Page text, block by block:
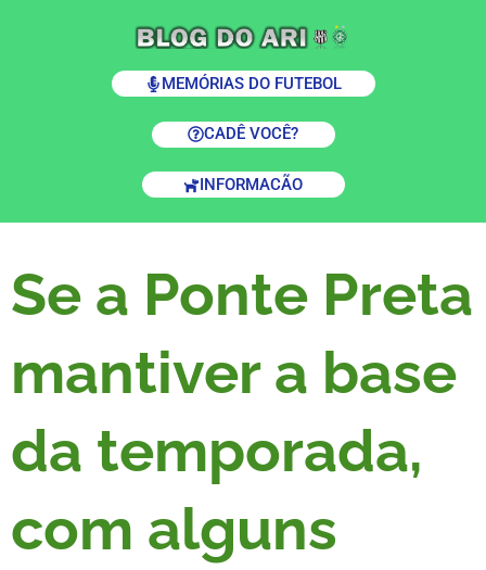
MEMÓRIAS DO FUTEBOL
CADÊ VOCÊ?
INFORMACÃO
Se a Ponte Preta
mantiver a base
da temporada,
com alguns